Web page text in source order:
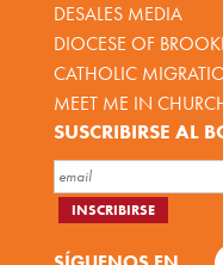
DESALES MEDIA
DIOCESE OF
CATHOLIC
MEET ME IN
SUSCRIBIRSE AL